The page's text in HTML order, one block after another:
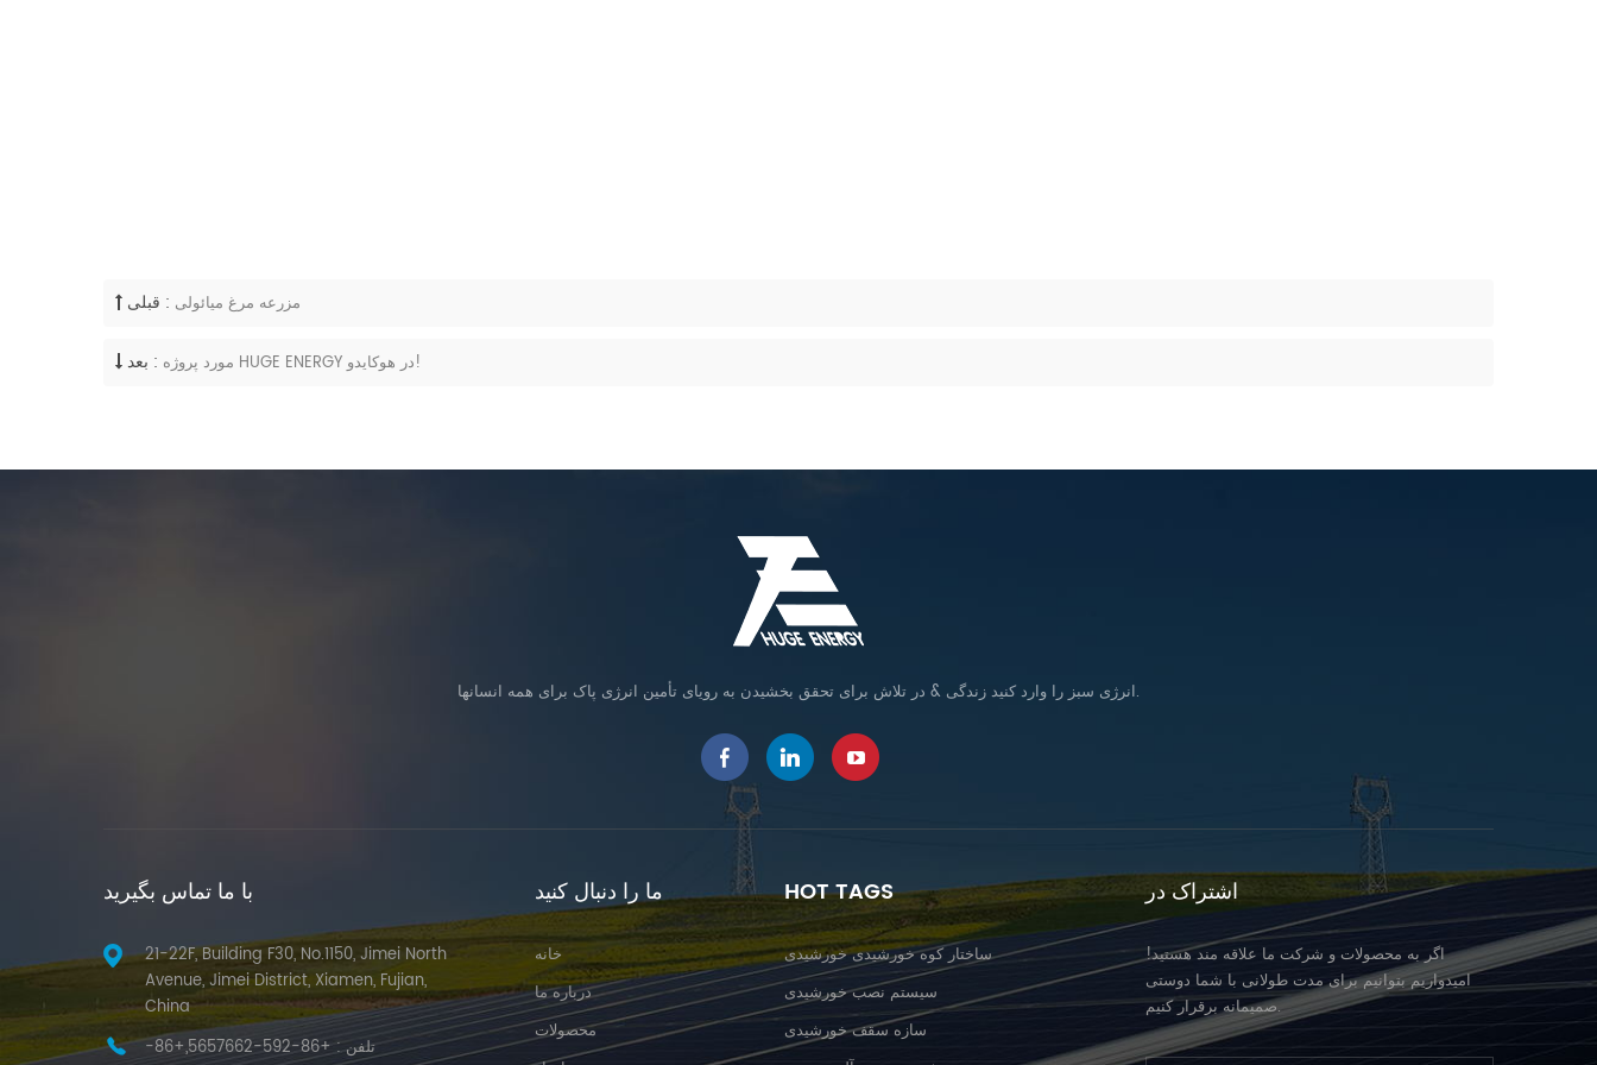
قبلی : مزرعه مرغ میائولی
بعد : مورد پروژه HUGE ENERGY در هوکایدو!
انرژی سبز را وارد کنید زندگی & در تلاش برای تحقق بخشیدن به رویای تأمین انرژی پاک برای همه انسانها.
با ما تماس بگیرید
21-22F, Building F30, No.1150, Jimei North
Avenue, Jimei District, Xiamen, Fujian,
China
تلفن :
+86-592-5657662,+86-
ما را دنبال کنید
خانه
درباره ما
محصولات
HOT TAGS
ساختار کوه خورشیدی خورشیدی
سیستم نصب خورشیدی
سازه سقف خورشیدی
اشتراک در
اگر به محصولات و شرکت ما علاقه مند هستید!
امیدواریم بتوانیم برای مدت طولانی با شما دوستی
صمیمانه برقرار کنیم.